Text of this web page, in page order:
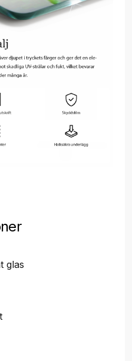
glas